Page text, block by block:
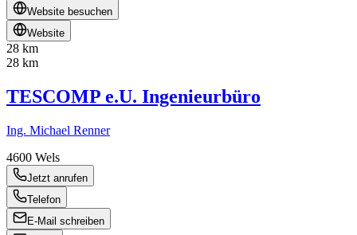
Website besuchen
Website
28 km
28 km
TESCOMP e.U. Ingenieurbüro
Ing. Michael Renner
4600 Wels
Jetzt anrufen
Telefon
E-Mail schreiben